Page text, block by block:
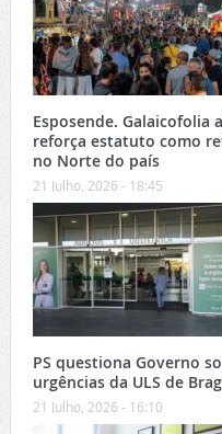
Esposende. Galaicofolia
reforça estatuto como
no Norte do país
21 Julho, 2026 - 18:45
PS questiona Governo
urgências da ULS de
21 Julho, 2026 - 16:10